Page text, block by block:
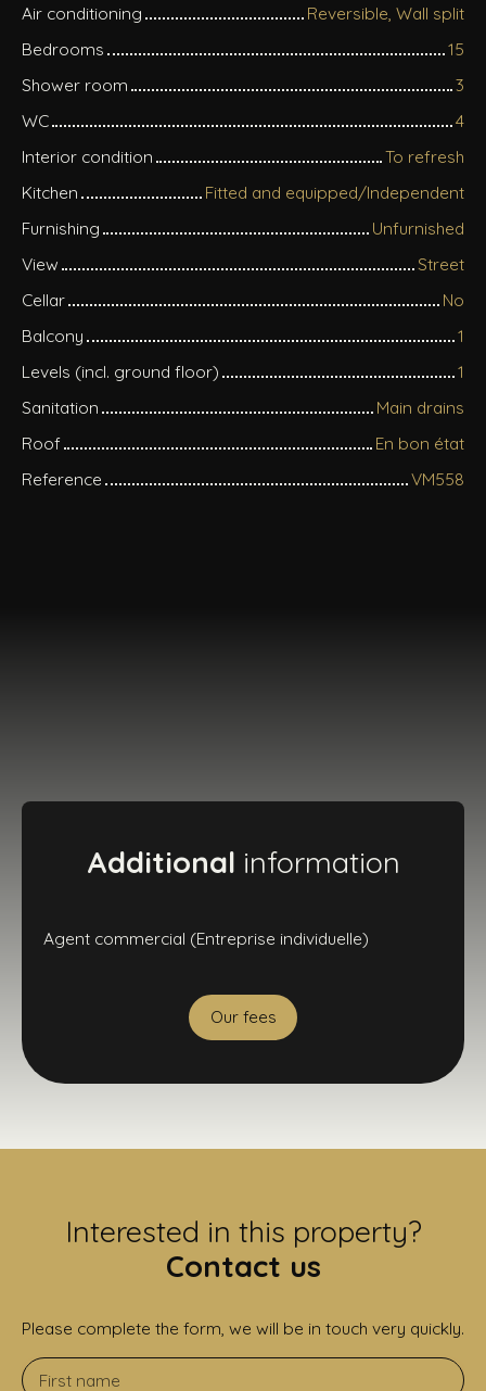
Air conditioning
Reversible, Wall split
Bedrooms
15
Shower room
3
WC
4
Interior condition
To refresh
Kitchen
Fitted and equipped/Independent
Furnishing
Unfurnished
View
Street
Cellar
No
Balcony
1
Levels (incl. ground floor)
1
Sanitation
Main drains
Roof
En bon état
Reference
VM558
Additional information
Agent commercial (Entreprise individuelle)
Our fees
Interested in this property?
Contact us
Please complete the form, we will be in touch very quickly.
First name